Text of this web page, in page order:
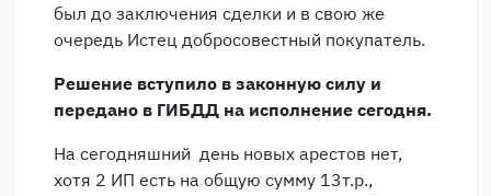
был до заключения сделки и в свою же
очередь Истец добросовестный покупатель.
Решение вступило в законную силу и
передано в ГИБДД на исполнение сегодня.
На сегодняшний день новых арестов нет,
хотя 2 ИП есть на общую сумму 13т.р.,